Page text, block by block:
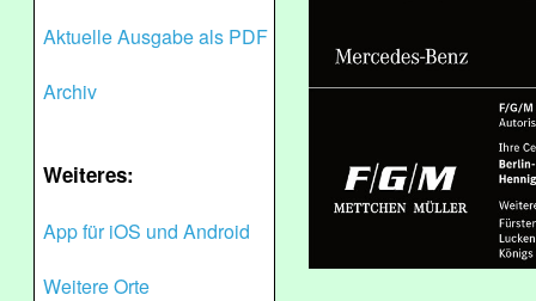
Aktuelle Ausgabe als PDF
Archiv
Weiteres:
App für iOS und Android
Weitere Orte